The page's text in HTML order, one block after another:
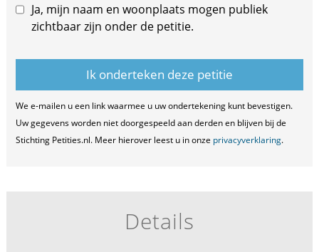
Ja, mijn naam en woonplaats mogen publiek
zichtbaar zijn onder de petitie.
We e-mailen u een link waarmee u uw ondertekening kunt bevestigen.
Uw gegevens worden niet doorgespeeld aan derden en blijven bij de
Stichting Petities.nl. Meer hierover leest u in onze privacyverklaring.
Details